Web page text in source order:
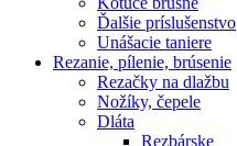
Ďalšie príslušenstvo
Unášacie taniere
Rezanie, pílenie, brúsenie
Rezačky na dlažbu
Nožíky, čepele
Dláta
Rezbárske